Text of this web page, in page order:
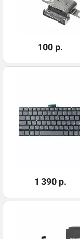
100 р.
1 390 р.